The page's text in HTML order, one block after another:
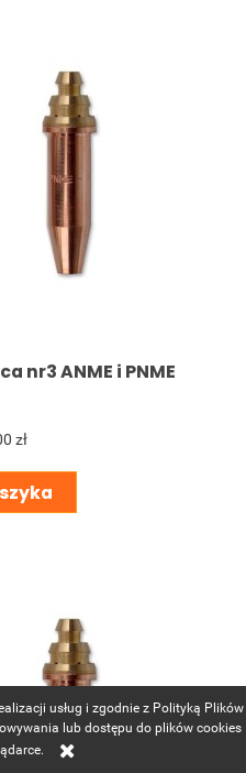
usług i zgodnie z Polityką Plików
lub dostępu do plików cookies
nr3 ANME i PNME
zł